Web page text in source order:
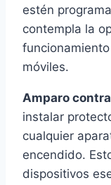
estén
contempla la
móviles.
Amparo
instalar
cualquier
encendido.
dispositivos